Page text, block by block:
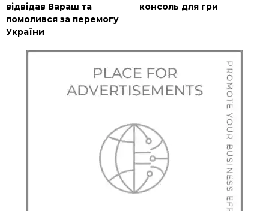
відвідав Вараш та
помолився за перемогу
України
консоль для гри